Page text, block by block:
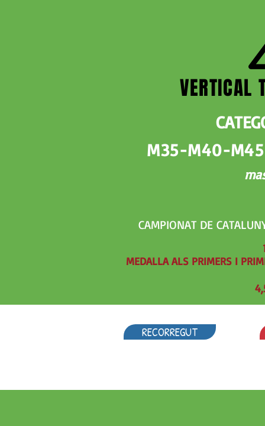
VERTICAL
M35-M40-
CAMPIONAT DE
MEDALLA ALS PRIMERS I
RECORREGUT